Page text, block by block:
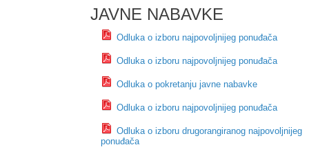
JAVNE NABAVKE
Odluka o izboru najpovoljnijeg ponuđača
Odluka o izboru najpovoljnijeg ponuđača
Odluka o pokretanju javne nabavke
Odluka o izboru najpovoljnijeg ponuđača
Odluka o izboru drugorangiranog najpovoljnijeg
ponuđača